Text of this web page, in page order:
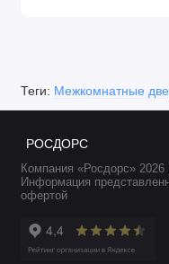
Теги: Межкомнатные
РОСДОРС
Компания «Росдорс» 2026 |
Информация
офертой